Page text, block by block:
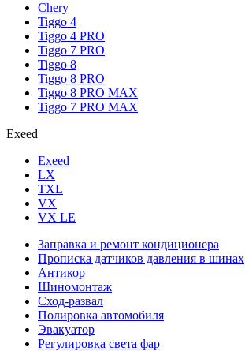
Chery
Tiggo 4
Tiggo 4 PRO
Tiggo 7 PRO
Tiggo 8
Tiggo 8 PRO
Tiggo 8 PRO MAX
Tiggo 7 PRO MAX
Exeed
Exeed
LX
TXL
VX
VX LE
Заправка и ремонт кондиционера
Прописка датчиков давления в шинах
Антикор
Шиномонтаж
Сход-развал
Полировка автомобиля
Эвакуатор
Регулировка света фар